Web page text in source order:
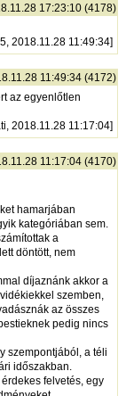
17:23:10 (4178)
2018.11.28 11:49:34]
11:49:34 (4172)
az egyenlőtlen
2018.11.28 11:17:04]
11:17:04 (4170)
hamarjában
kategóriában sem.
a
döntött, nem
díjaznánk akkor a
szemben,
az összes
pedig nincs
szempontjából, a téli
időszakban.
felvetés, egy